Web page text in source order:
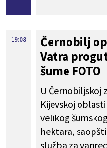
19:08
Černobilj
Vatra
šume FOTO
U Černobiljskoj
Kijevskoj
velikog
hektara,
služba za